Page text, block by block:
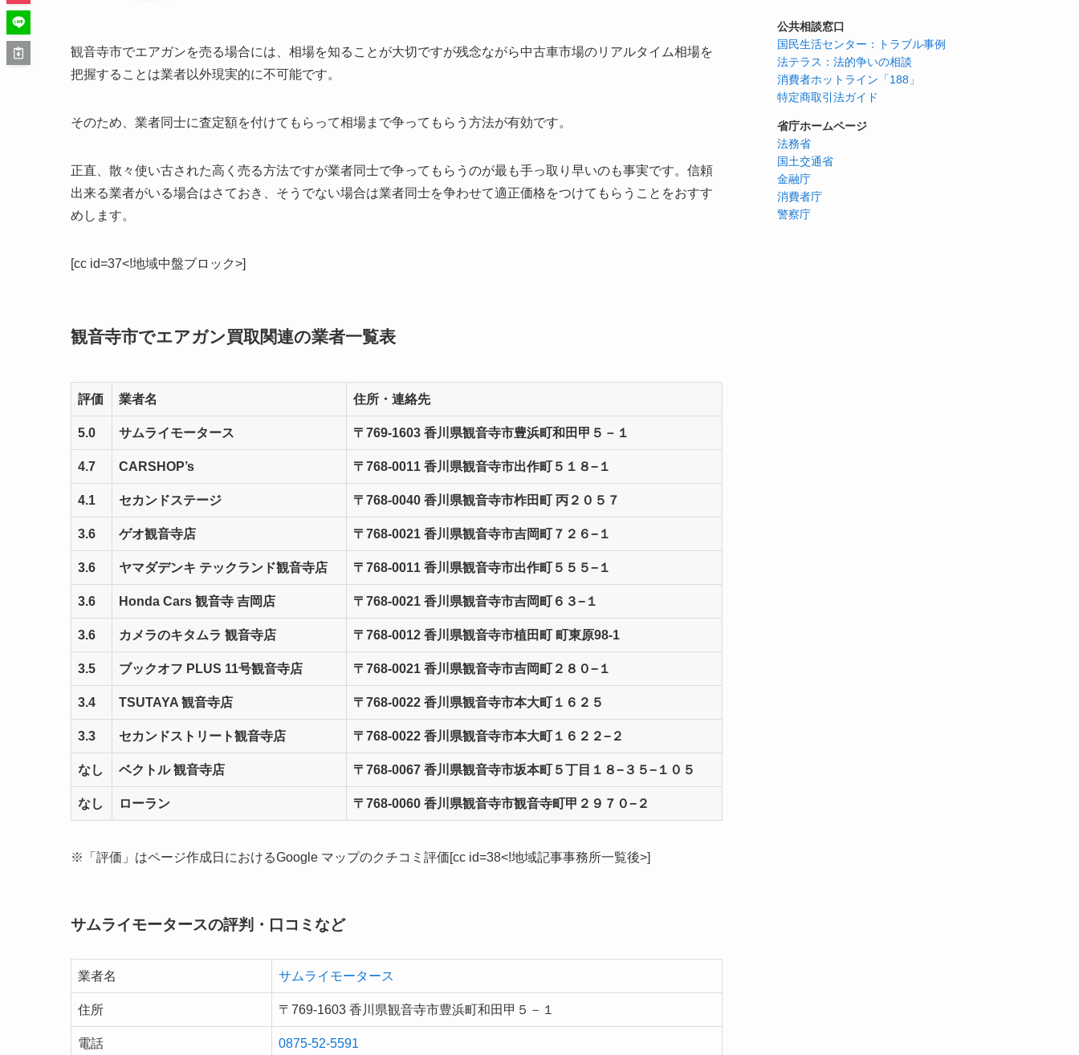
観音寺市でエアガンを売る場合には、相場を知ることが大切ですが残念ながら中古車市場のリアルタイム相場を
把握することは業者以外現実的に不可能です。
そのため、業者同士に査定額を付けてもらって相場まで争ってもらう方法が有効です。
正直、散々使い古された高く売る方法ですが業者同士で争ってもらうのが最も手っ取り早いのも事実です。信頼
出来る業者がいる場合はさておき、そうでない場合は業者同士を争わせて適正価格をつけてもらうことをおすす
めします。
[cc id=37<!地域中盤ブロック>]
観音寺市でエアガン買取関連の業者一覧表
評価 業者名 住所・連絡先
5.0 サムライモータース 〒769-1603 香川県観音寺市豊浜町和田甲５－１
4.7 CARSHOP’s 〒768-0011 香川県観音寺市出作町５１８−１
4.1 セカンドステージ 〒768-0040 香川県観音寺市柞田町 丙２０５７
3.6 ゲオ観音寺店 〒768-0021 香川県観音寺市吉岡町７２６−１
3.6 ヤマダデンキ テックランド観音寺店 〒768-0011 香川県観音寺市出作町５５５−１
3.6 Honda Cars 観音寺 吉岡店 〒768-0021 香川県観音寺市吉岡町６３−１
3.6 カメラのキタムラ 観音寺店 〒768-0012 香川県観音寺市植田町 町東原98-1
3.5 ブックオフ PLUS 11号観音寺店 〒768-0021 香川県観音寺市吉岡町２８０−１
3.4 TSUTAYA 観音寺店 〒768-0022 香川県観音寺市本大町１６２５
3.3 セカンドストリート観音寺店 〒768-0022 香川県観音寺市本大町１６２２−２
なし ベクトル 観音寺店 〒768-0067 香川県観音寺市坂本町５丁目１８−３５−１０５
なし ローラン 〒768-0060 香川県観音寺市観音寺町甲２９７０−２
※「評価」はページ作成日におけるGoogle マップのクチコミ評価[cc id=38<!地域記事事務所一覧後>]
サムライモータースの評判・口コミなど
業者名 サムライモータース
住所 〒769-1603 香川県観音寺市豊浜町和田甲５－１
電話 0875-52-5591
公共相談窓口
国民生活センター：トラブル事例
法テラス：法的争いの相談
消費者ホットライン「188」
特定商取引法ガイド
省庁ホームページ
法務省
国土交通省
金融庁
消費者庁
警察庁